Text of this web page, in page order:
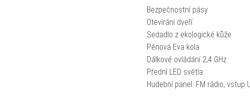
Bezpečnostní pásy
Otevírání dveří
Sedadlo z ekologické kůže
Pěnová Eva kola
Dálkové ovládání 2,4 GHz
Přední LED světla
Hudební panel: FM rádio, vstup